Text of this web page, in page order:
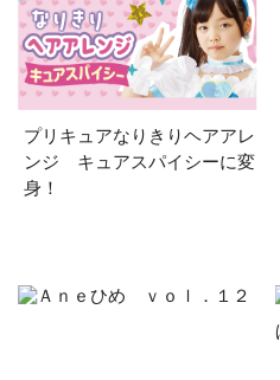
プリキュアなりきりヘアアレ
ンジ キュアスパイシーに変
身！